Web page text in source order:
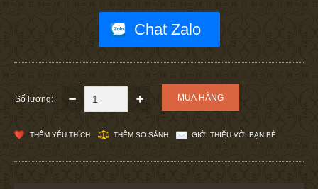
Chat Zalo
Số lượng:
THÊM YÊU THÍCH THÊM SO SÁNH GIỚI THIỆU VỚI BẠN BÈ